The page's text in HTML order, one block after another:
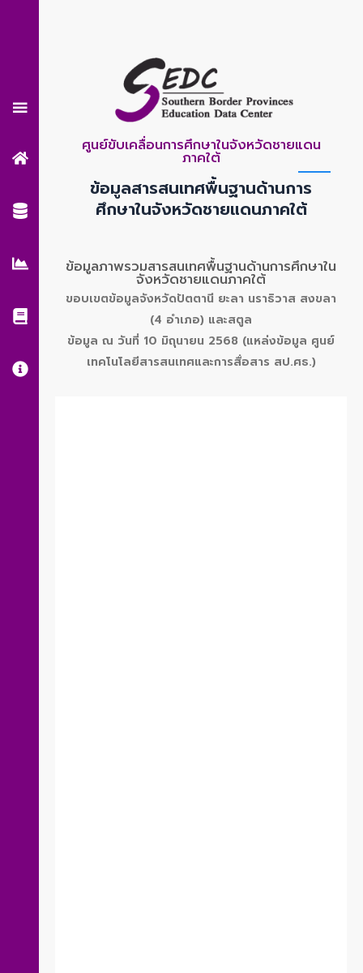
ศูนย์ขับเคลื่อนการศึกษาในจังหวัดชายแดน
ภาคใต้
ข้อมูลสารสนเทศพื้นฐานด้านการ
ศึกษาในจังหวัดชายแดนภาคใต้
ข้อมูลภาพรวมสารสนเทศพื้นฐานด้านการศึกษาใน
จังหวัดชายแดนภาคใต้
ขอบเขตข้อมูลจังหวัดปัตตานี ยะลา นราธิวาส สงขลา
(4 อำเภอ) และสตูล
ข้อมูล ณ วันที่ 10 มิถุนายน 2568 (แหล่งข้อมูล ศูนย์
เทคโนโลยีสารสนเทศและการสื่อสาร สป.ศธ.)